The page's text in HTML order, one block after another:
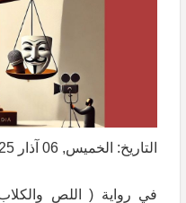
التاريخ: الخميس, 06 آذار 2025
في رواية ( اللص